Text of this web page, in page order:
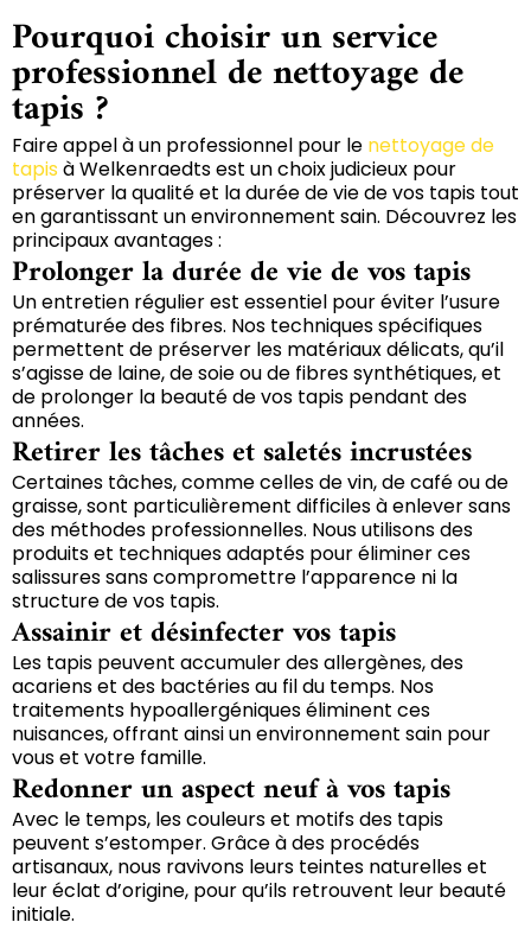
Pourquoi choisir un service
professionnel de nettoyage de
tapis ?
Faire appel à un professionnel pour le nettoyage de
tapis à Welkenraedts est un choix judicieux pour
préserver la qualité et la durée de vie de vos tapis tout
en garantissant un environnement sain. Découvrez les
principaux avantages :
Prolonger la durée de vie de vos tapis
Un entretien régulier est essentiel pour éviter l’usure
prématurée des fibres. Nos techniques spécifiques
permettent de préserver les matériaux délicats, qu’il
s’agisse de laine, de soie ou de fibres synthétiques, et
de prolonger la beauté de vos tapis pendant des
années.
Retirer les tâches et saletés incrustées
Certaines tâches, comme celles de vin, de café ou de
graisse, sont particulièrement difficiles à enlever sans
des méthodes professionnelles. Nous utilisons des
produits et techniques adaptés pour éliminer ces
salissures sans compromettre l’apparence ni la
structure de vos tapis.
Assainir et désinfecter vos tapis
Les tapis peuvent accumuler des allergènes, des
acariens et des bactéries au fil du temps. Nos
traitements hypoallergéniques éliminent ces
nuisances, offrant ainsi un environnement sain pour
vous et votre famille.
Redonner un aspect neuf à vos tapis
Avec le temps, les couleurs et motifs des tapis
peuvent s’estomper. Grâce à des procédés
artisanaux, nous ravivons leurs teintes naturelles et
leur éclat d’origine, pour qu’ils retrouvent leur beauté
initiale.